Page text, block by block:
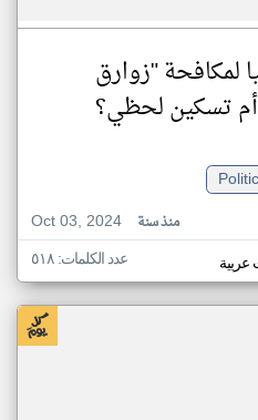
لمكافحة "زوارق
أم تسكين لحظي؟
Oct 03, 2024
منذ سنة
عربية عدد الكلمات: ٥١٨